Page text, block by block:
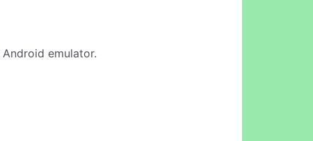
emulator.